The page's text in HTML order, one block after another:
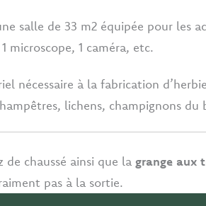
salle de 33 m2 équipée pour les
microscope, 1 caméra, etc.
nécessaire à la fabrication
lichens, champignons du
de chaussé ainsi que la grange aux
pas à la sortie.